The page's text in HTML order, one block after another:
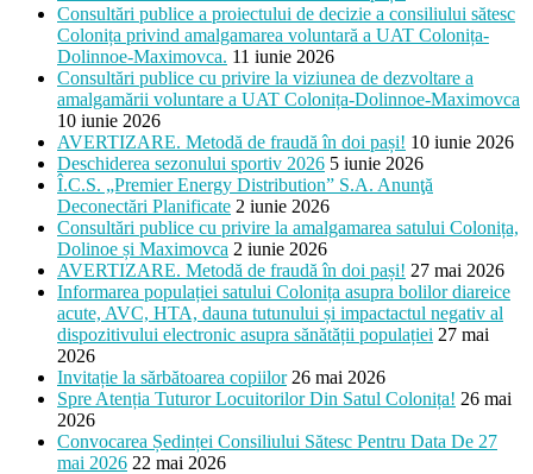
Consultări publice a proiectului de decizie a consiliului sătesc
Colonița privind amalgamarea voluntară a UAT Colonița-
Dolinnoe-Maximovca. 11 iunie 2026
Consultări publice cu privire la viziunea de dezvoltare a
amalgamării voluntare a UAT Colonița-Dolinnoe-Maximovca
10 iunie 2026
AVERTIZARE. Metodă de fraudă în doi pași! 10 iunie 2026
Deschiderea sezonului sportiv 2026 5 iunie 2026
Î.C.S. „Premier Energy Distribution” S.A. Anunţă
Deconectări Planificate 2 iunie 2026
Consultări publice cu privire la amalgamarea satului Colonița,
Dolinoe și Maximovca 2 iunie 2026
AVERTIZARE. Metodă de fraudă în doi pași! 27 mai 2026
Informarea populației satului Colonița asupra bolilor diareice
acute, AVC, HTA, dauna tutunului și impactactul negativ al
dispozitivului electronic asupra sănătății populației 27 mai
2026
Invitație la sărbătoarea copiilor 26 mai 2026
Spre Atenția Tuturor Locuitorilor Din Satul Colonița! 26 mai
2026
Convocarea Ședinței Consiliului Sătesc Pentru Data De 27
mai 2026 22 mai 2026